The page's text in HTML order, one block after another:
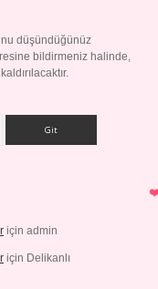
düşündüğünüz
bildirmeniz halinde,
için admin
için Delikanlı